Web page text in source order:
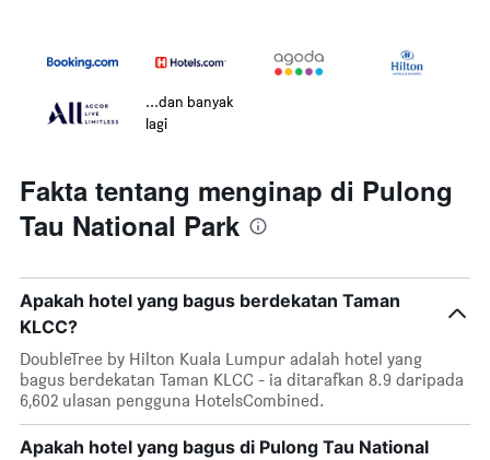
...dan banyak
lagi
Fakta tentang menginap di Pulong
Tau National Park
Apakah hotel yang bagus berdekatan Taman
KLCC?
DoubleTree by Hilton Kuala Lumpur adalah hotel yang
bagus berdekatan Taman KLCC - ia ditarafkan 8.9 daripada
6,602 ulasan pengguna HotelsCombined.
Apakah hotel yang bagus di Pulong Tau National